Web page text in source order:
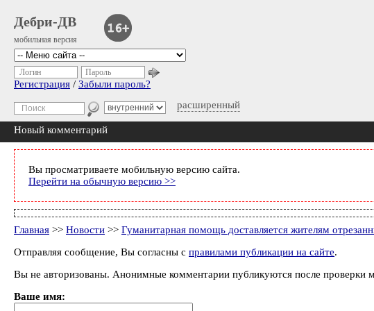
Дебри-ДВ
мобильная версия
расширенный
Логин Пароль
Регистрация / Забыли пароль?
Новый комментарий
Вы просматриваете мобильную версию сайта.
Перейти на обычную версию >>
Главная >> Новости >> Гуманитарная помощь доставляется жителям
Отправляя сообщение, Вы согласны с правилами публикации на сайте.
Вы не авторизованы. Анонимные комментарии публикуются после проверки
Ваше имя: